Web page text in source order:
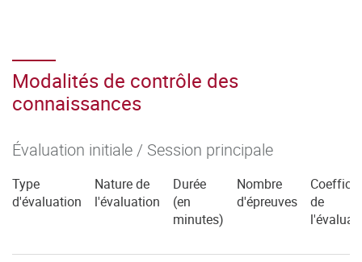
Modalités de contrôle des
connaissances
Évaluation initiale / Session principale
Type
d'évaluation
Nature de
l'évaluation
Durée
(en
minutes)
Nombre
d'épreuves
de